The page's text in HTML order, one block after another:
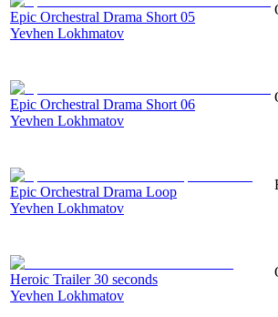
Epic Orchestral Drama Short 05
Yevhen Lokhmatov
Epic Orchestral Drama Short 06
Yevhen Lokhmatov
Epic Orchestral Drama Loop
Yevhen Lokhmatov
Heroic Trailer 30 seconds
Yevhen Lokhmatov